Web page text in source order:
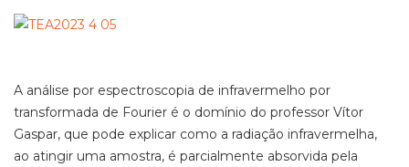
A análise por espectroscopia de infravermelho por
transformada de Fourier é o domínio do professor Vítor
Gaspar, que pode explicar como a radiação infravermelha,
ao atingir uma amostra, é parcialmente absorvida pela